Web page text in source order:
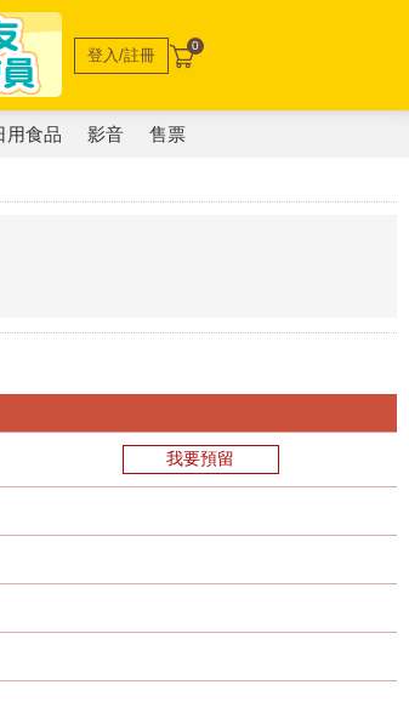
登入/註冊 0
用食品 影音 售票
我要預留